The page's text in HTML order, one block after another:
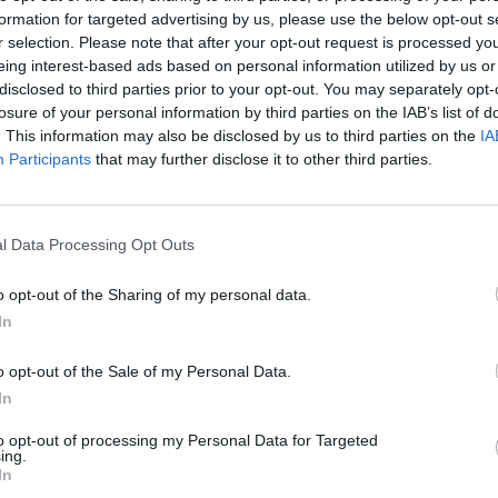
for targeted advertising by us, please use the below opt-out
selection. Please note that after your opt-out request is processed
interest-based ads based on personal information utilized by us
to third parties prior to your opt-out. You may separately
of your personal information by third parties on the IAB’s list of
This information may also be disclosed by us to third parties on the
Participants that may further disclose it to other third parties.
Data Processing Opt Outs
opt-out of the Sharing of my personal data.
opt-out of the Sale of my Personal Data.
opt-out of processing my Personal Data for Targeted
Μάρτιο και Απρίλιο).
νοικοκυριό ανέρχεται σε 10% επί του
σε 220 ευρώ για το μονομελές
κάθε επιπλέον μέλος του νοικοκυριού και
ένα μονομελές νοικοκυριό είναι
με ένα παιδί 42 ευρώ και με δύο παιδιά
αίτηση
τριπλή δόση του Market Pass
σε τραπεζικό λογαριασμό